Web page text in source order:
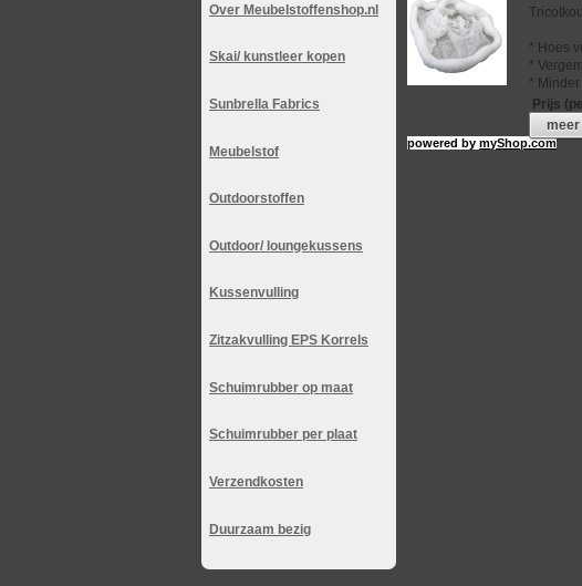
Over Meubelstoffenshop.nl
Skai/ kunstleer kopen
Sunbrella Fabrics
Meubelstof
Outdoorstoffen
Outdoor/ loungekussens
Kussenvulling
Zitzakvulling EPS Korrels
Schuimrubber op maat
Schuimrubber per plaat
Verzendkosten
Duurzaam bezig
* Hoes
*
*
Prijs
powered bymyShop.com